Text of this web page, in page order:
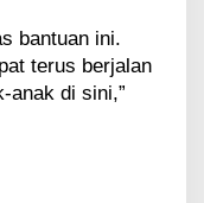
bantuan ini.
terus berjalan
anak di sini,”